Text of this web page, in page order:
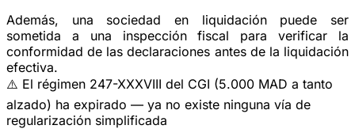
Además, una sociedad en liquidación puede ser
sometida a una inspección fiscal para verificar la
conformidad de las declaraciones antes de la liquidación
efectiva.
⚠️ El régimen 247-XXXVIII del CGI (5.000 MAD a tanto
alzado) ha expirado — ya no existe ninguna vía de
regularización simplificada